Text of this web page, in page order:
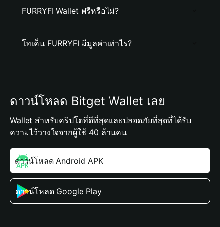
FURRYFI Wallet ฟรีหรือไม่?
โทเค็น FURRYFI มีมูลค่าเท่าไร?
ดาวน์โหลด Bitget Wallet เลย
Wallet สำหรับคริปโตที่ดีที่สุดและปลอดภัยที่สุดที่ได้รับ
ความไว้วางใจจากผู้ใช้ 40 ล้านคน
ดาวน์โหลด Android APK
ดาวน์โหลด Google Play